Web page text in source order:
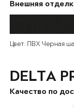
Внешняя
Цвет: ПВХ Черная
DELTA
Качество по